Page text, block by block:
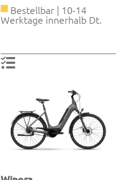
Bestellbar | 10-14
Werktage innerhalb Dt.